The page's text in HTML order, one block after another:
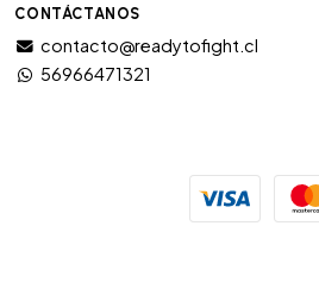
CONTÁCTANOS
contacto@readytofight.cl
56966471321